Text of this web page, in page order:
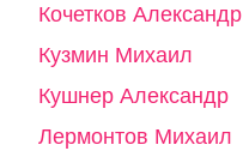
Кочетков Александр
Кузмин Михаил
Кушнер Александр
Лермонтов Михаил